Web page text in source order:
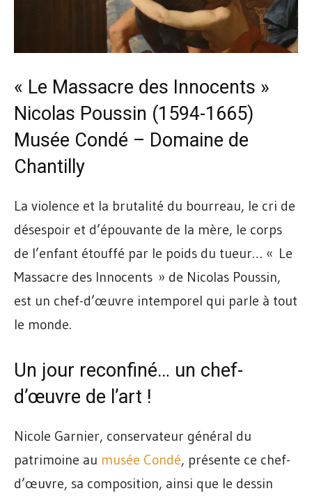
« Le Massacre des Innocents »
Nicolas Poussin (1594-1665)
Musée Condé – Domaine de
Chantilly
La violence et la brutalité du bourreau, le cri de
désespoir et d’épouvante de la mère, le corps
de l’enfant étouffé par le poids du tueur… « Le
Massacre des Innocents » de Nicolas Poussin,
est un chef-d’œuvre intemporel qui parle à tout
le monde.
Un jour reconfiné… un chef-
d’œuvre de l’art !
Nicole Garnier, conservateur général du
patrimoine au musée Condé, présente ce chef-
d’œuvre, sa composition, ainsi que le dessin